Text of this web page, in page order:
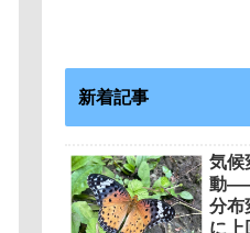
新着記事
気候
動
分布
に上